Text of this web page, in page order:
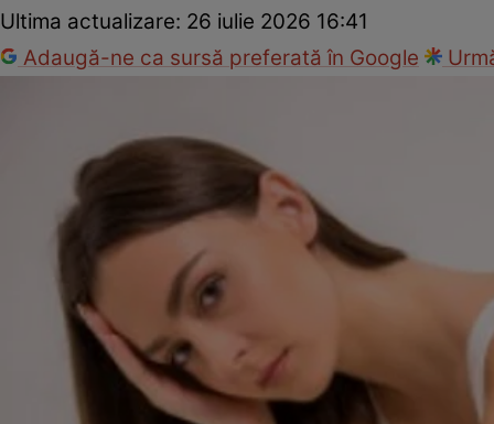
Ultima actualizare: 26 iulie 2026 16:41
Adaugă-ne ca sursă preferată în Google